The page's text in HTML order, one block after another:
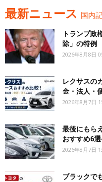
最新ニュース 国内
トランプ政
除」の特例
2026年8月8日
レクサスの
金・法人・
2026年8月7日
最後にもら
おすすめ6
2026年8月7日
ブラックで